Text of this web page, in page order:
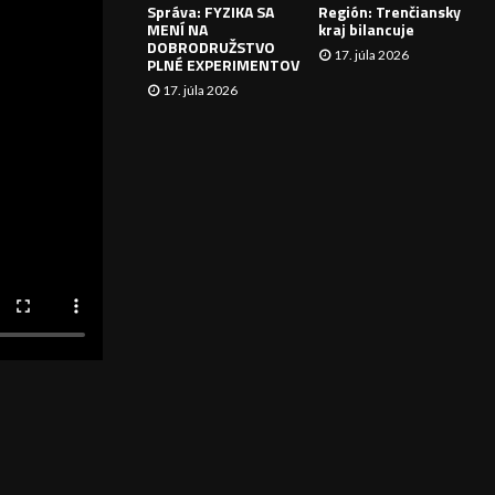
I
Správa: FYZIKA SA
MENÍ NA
DOBRODRUŽSTVO
PLNÉ EXPERIMENTOV
17. júla 2026
Región: Trenčiansky
kraj bilancuje
17. júla 2026